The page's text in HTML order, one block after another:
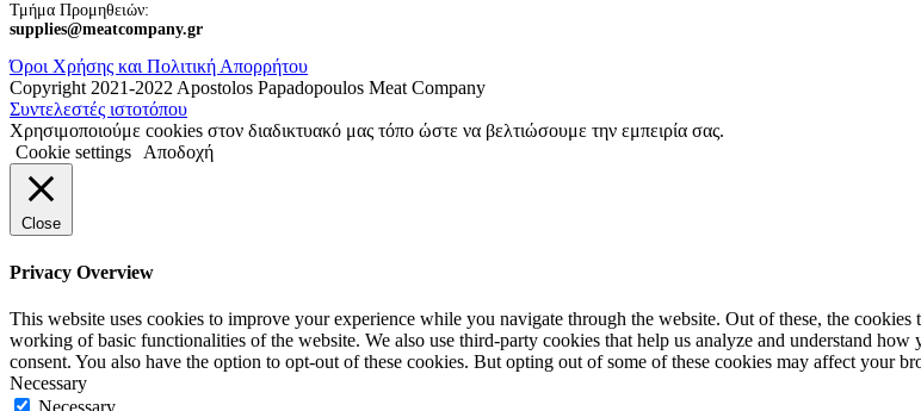
Τμήμα Προμηθειών:
supplies@meatcompany.gr
Όροι Χρήσης και Πολιτική Απορρήτου
Copyright 2021-2022 Apostolos Papadopoulos Meat Company
Συντελεστές ιστοτόπου
Χρησιμοποιούμε cookies στον διαδικτυακό μας τόπο ώστε να βελτιώσουμε την εμπειρία σας.
Cookie settings
Αποδοχή
Close
Privacy Overview
This website uses cookies to improve your experience while you navigate through the website. Out of these, the cookies
working of basic functionalities of the website. We also use third-party cookies that help us analyze and understand
consent. You also have the option to opt-out of these cookies. But opting out of some of these cookies may affect your
Necessary
Necessary